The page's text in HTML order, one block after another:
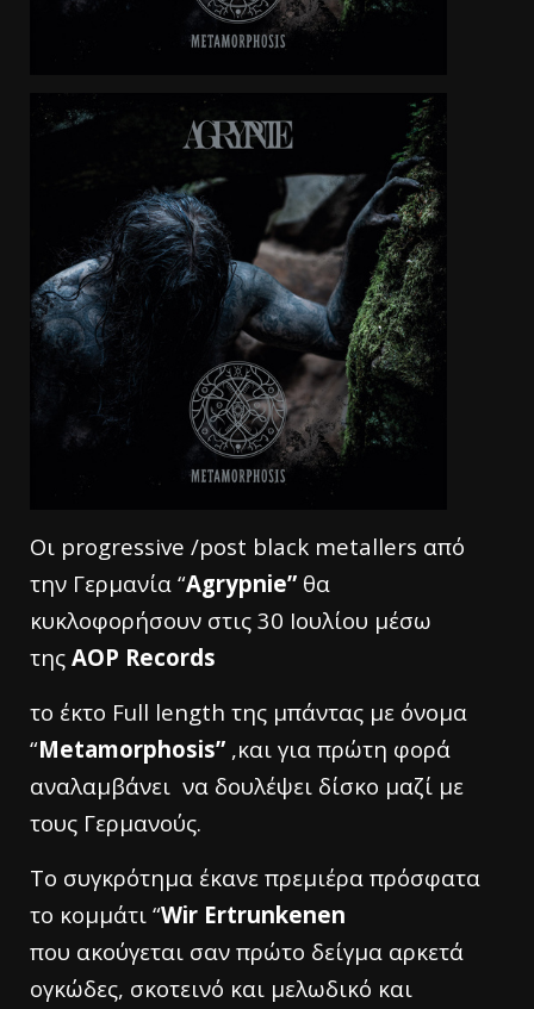
Οι progressive /post black metallers από
την Γερμανία “Agrypnie” θα
κυκλοφορήσουν στις 30 Ιουλίου μέσω
της AOP Records
το έκτο Full length της μπάντας με όνομα
“Metamorphosis” ,και για πρώτη φορά
αναλαμβάνει να δουλέψει δίσκο μαζί με
τους Γερμανούς.
Το συγκρότημα έκανε πρεμιέρα πρόσφατα
το κομμάτι “Wir Ertrunkenen
που ακούγεται σαν πρώτο δείγμα αρκετά
ογκώδες, σκοτεινό και μελωδικό και